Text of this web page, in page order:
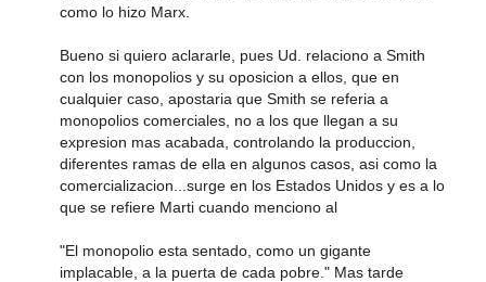
como lo hizo Marx.
Bueno si quiero aclararle, pues Ud. relaciono a Smith
con los monopolios y su oposicion a ellos, que en
cualquier caso, apostaria que Smith se referia a
monopolios comerciales, no a los que llegan a su
expresion mas acabada, controlando la produccion,
diferentes ramas de ella en algunos casos, asi como la
comercializacion...surge en los Estados Unidos y es a lo
que se refiere Marti cuando menciono al
"El monopolio esta sentado, como un gigante
implacable, a la puerta de cada pobre." Mas tarde